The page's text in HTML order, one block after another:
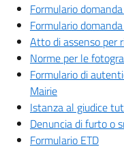
Formulario
Formulario
Atto di assenso per
Norme per le
Formulario di
Mairie
Istanza al giudice
Denuncia di furto o
Formulario ETD